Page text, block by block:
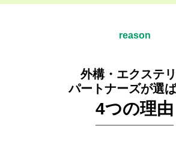
reason
外構・エクステ
パートナーズが選
4つの理由